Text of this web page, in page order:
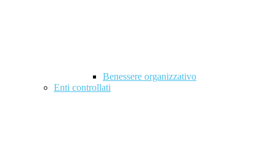
Benessere organizzativo
Enti controllati